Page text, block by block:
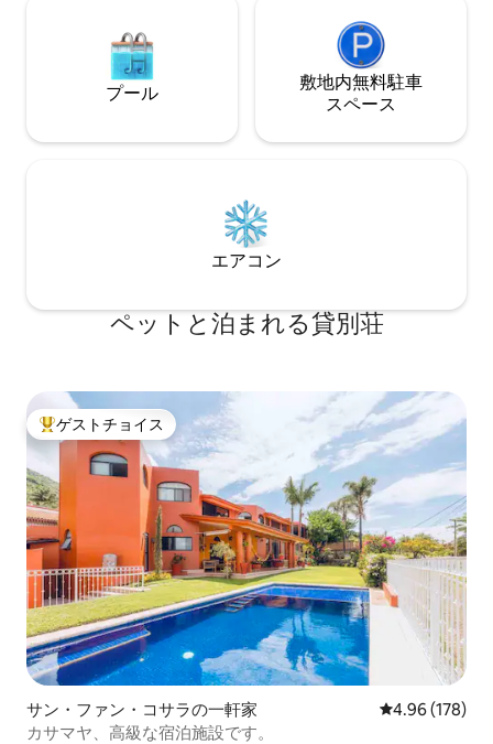
っています！ ヴィラはあなたのもので
す！ 前から後ろ、上から下まで！ いつで
もメールで対応しています。 また、プエ
ルトバヤルタには物件管理者、ハウスキ
ンテナンスサービスもあります。 そのた
す。 メイドは週2回清掃を行い、プール/
ガーデンサービスは1日おきに行われま
す。そのため、ゲストは通常、必要な方
法で誰かに助けを求め、話をすることが
から一緒に働いており、ゲストにサービ
スを提供する上で非常に熟練しており、
デラス湾の隣にある緑豊かなジャングル
に覆われた山々に囲まれています。 素晴
らしい自然と豪華な家々が溢れる高級エ
リアです。 すぐ近くに最高のビーチがあ
ります。 プエルトバジャルタの魅力的で
歴史的なロマンチックゾーンからわずか
数分、町から数分、プエルトバジャルタ
空港からわずか10マイルのところにあ
る、人里離れた高級ゲート付きヴィラコ
ミュニティです。 タクシーはすぐに利用
でき、7ドルで10分で町に着きます。 沿帯
のバス停はヴィラの前にあり、15分ごと
に運行しています。0.50ドルで10分で町
に着くことができます！！ 専用駐車場付
き。 ヴィラには敷地内にセキュリティが
あり、毎日午後7時から午前7時まで対応
しています。 夜に発生した問題や質問
プール
敷地内無料駐⁠車
ス⁠ペ⁠ー⁠ス
エアコン
ペットと泊まれる貸別荘
大好評のゲストチョイスです。
ゲストチョイス
サン・ファン・コサラの一軒家 レビュー178
4.96 (178)
カサマヤ、高級な宿泊施設です。